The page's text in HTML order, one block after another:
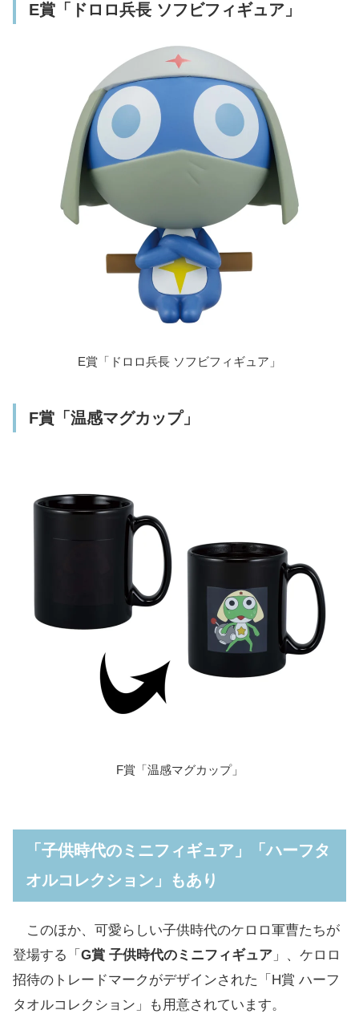
E賞「ドロロ兵長 ソフビフィギュア」
E賞「ドロロ兵長 ソフビフィギュア」
F賞「温感マグカップ」
F賞「温感マグカップ」
「子供時代のミニフィギュア」「ハーフタ
オルコレクション」もあり
このほか、可愛らしい子供時代のケロロ軍曹たちが
登場する「 G賞 子供時代のミニフィギュア 」、ケロロ
招待のトレードマークがデザインされた「H賞 ハーフ
タオルコレクション」も用意されています。